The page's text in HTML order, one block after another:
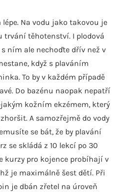
Na vodu jako takovou je
trvání těhotenství. I plodová
ním ale nechoďte dřív než v
když s plaváním
To by v každém případě
Do bazénu naopak nepatří
kožním ekzémem, který
A samozřejmě do vody
se bát, že by plavání
se skládá z 10 lekcí po 30
kurzy pro kojence probíhají v
je maximálně šest dětí. Při
je dbán zřetel na úroveň